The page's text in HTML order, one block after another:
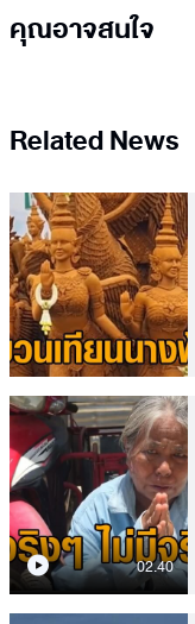
คุณอาจสนใจ
Related News
02.40